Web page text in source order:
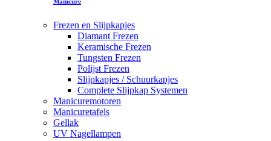
Manicure
Frezen en Slijpkapjes
Diamant Frezen
Keramische Frezen
Tungsten Frezen
Polijst Frezen
Slijpkapjes / Schuurkapjes
Complete Slijpkap Systemen
Manicuremotoren
Manicuretafels
Gellak
UV Nagellampen